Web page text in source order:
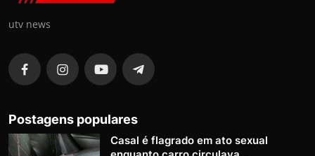
utv news
Postagens populares
Casal é flagrado em ato sexual